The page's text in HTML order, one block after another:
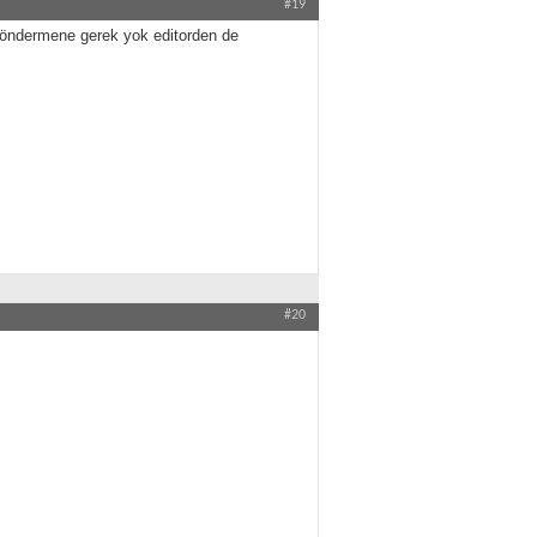
#19
gerek yok editorden de
#20